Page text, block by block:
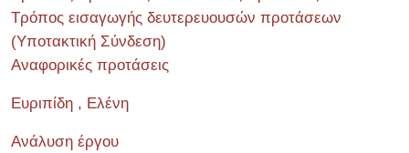
Τρόπος εισαγωγής δευτερευουσών προτάσεων
(Υποτακτική Σύνδεση)
Αναφορικές προτάσεις
Ευριπίδη , Ελένη
Ανάλυση έργου